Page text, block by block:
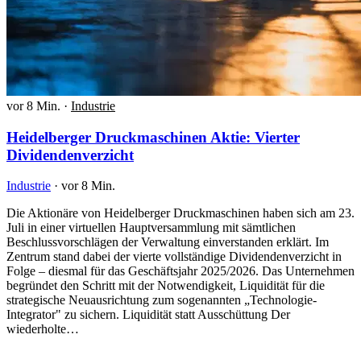
vor 8 Min. · Industrie
Heidelberger Druckmaschinen Aktie: Vierter
Dividendenverzicht
Industrie · vor 8 Min.
Die Aktionäre von Heidelberger Druckmaschinen haben sich am 23.
Juli in einer virtuellen Hauptversammlung mit sämtlichen
Beschlussvorschlägen der Verwaltung einverstanden erklärt. Im
Zentrum stand dabei der vierte vollständige Dividendenverzicht in
Folge – diesmal für das Geschäftsjahr 2025/2026. Das Unternehmen
begründet den Schritt mit der Notwendigkeit, Liquidität für die
strategische Neuausrichtung zum sogenannten „Technologie-
Integrator" zu sichern. Liquidität statt Ausschüttung Der
wiederholte…